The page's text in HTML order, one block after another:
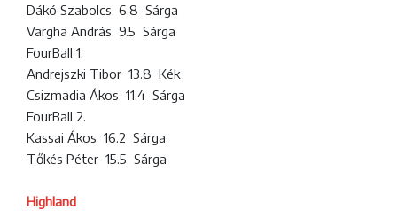
Dákó Szabolcs 6.8 Sárga
Vargha András 9.5 Sárga
FourBall 1.
Andrejszki Tibor 13.8 Kék
Csizmadia Ákos 11.4 Sárga
FourBall 2.
Kassai Ákos 16.2 Sárga
Tőkés Péter 15.5 Sárga
Highland